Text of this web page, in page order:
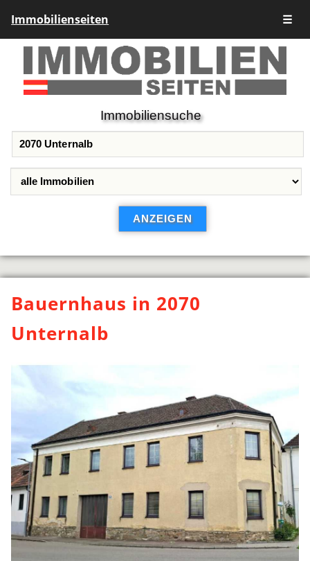
Immobilienseiten ☰
Immobiliensuche
Bauernhaus in 2070
Unternalb